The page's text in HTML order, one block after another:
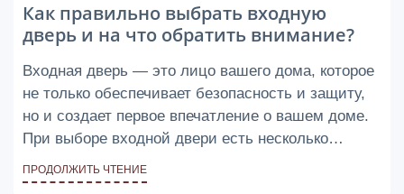
Как правильно выбрать входную
дверь и на что обратить внимание?
Входная дверь — это лицо вашего дома, которое
не только обеспечивает безопасность и защиту,
но и создает первое впечатление о вашем доме.
При выборе входной двери есть несколько
ключевых факторов, на которые следует обратить
внимание, чтобы сделать правильный выбор.
ПРОДОЛЖИТЬ ЧТЕНИЕ